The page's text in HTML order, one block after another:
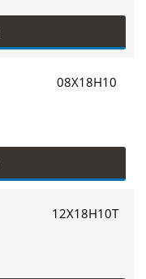
08Х18Н10
12Х18Н10Т